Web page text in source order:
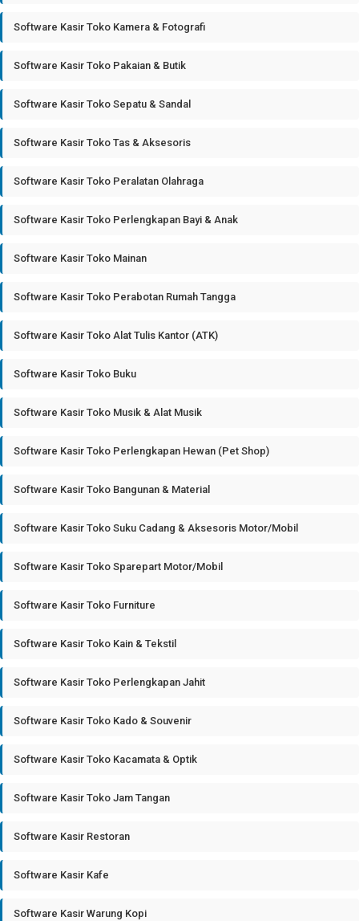
Software Kasir Toko Kamera & Fotografi
Software Kasir Toko Pakaian & Butik
Software Kasir Toko Sepatu & Sandal
Software Kasir Toko Tas & Aksesoris
Software Kasir Toko Peralatan Olahraga
Software Kasir Toko Perlengkapan Bayi & Anak
Software Kasir Toko Mainan
Software Kasir Toko Perabotan Rumah Tangga
Software Kasir Toko Alat Tulis Kantor (ATK)
Software Kasir Toko Buku
Software Kasir Toko Musik & Alat Musik
Software Kasir Toko Perlengkapan Hewan (Pet Shop)
Software Kasir Toko Bangunan & Material
Software Kasir Toko Suku Cadang & Aksesoris Motor/Mobil
Software Kasir Toko Sparepart Motor/Mobil
Software Kasir Toko Furniture
Software Kasir Toko Kain & Tekstil
Software Kasir Toko Perlengkapan Jahit
Software Kasir Toko Kado & Souvenir
Software Kasir Toko Kacamata & Optik
Software Kasir Toko Jam Tangan
Software Kasir Restoran
Software Kasir Kafe
Software Kasir Warung Kopi